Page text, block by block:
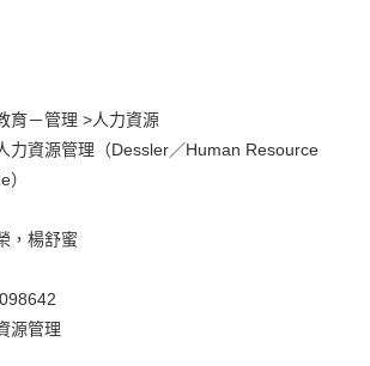
育－管理 >人力資源
力資源管理（Dessler／Human Resource
，楊舒蜜
源管理